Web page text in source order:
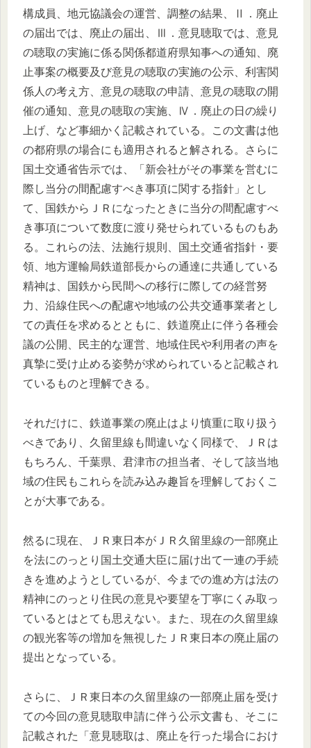
構成員、地元協議会の運営、調整の結果、Ⅱ．廃止
の届出では、廃止の届出、Ⅲ．意見聴取では、意見
の聴取の実施に係る関係都道府県知事への通知、廃
止事案の概要及び意見の聴取の実施の公示、利害関
係人の考え方、意見の聴取の申請、意見の聴取の開
催の通知、意見の聴取の実施、Ⅳ．廃止の日の繰り
上げ、など事細かく記載されている。この文書は他
の都府県の場合にも適用されると解される。さらに
国土交通省告示では、「新会社がその事業を営むに
際し当分の間配慮すべき事項に関する指針」とし
て、国鉄からＪＲになったときに当分の間配慮すべ
き事項について数度に渡り発せられているものもあ
る。これらの法、法施行規則、国土交通省指針・要
領、地方運輸局鉄道部長からの通達に共通している
精神は、国鉄から民間への移行に際しての経営努
力、沿線住民への配慮や地域の公共交通事業者とし
ての責任を求めるとともに、鉄道廃止に伴う各種会
議の公開、民主的な運営、地域住民や利用者の声を
真摯に受け止める姿勢が求められていると記載され
ているものと理解できる。
それだけに、鉄道事業の廃止はより慎重に取り扱う
べきであり、久留里線も間違いなく同様で、ＪＲは
もちろん、千葉県、君津市の担当者、そして該当地
域の住民もこれらを読み込み趣旨を理解しておくこ
とが大事である。
然るに現在、ＪＲ東日本がＪＲ久留里線の一部廃止
を法にのっとり国土交通大臣に届け出て一連の手続
きを進めようとしているが、今までの進め方は法の
精神にのっとり住民の意見や要望を丁寧にくみ取っ
ているとはとても思えない。また、現在の久留里線
の観光客等の増加を無視したＪＲ東日本の廃止届の
提出となっている。
さらに、ＪＲ東日本の久留里線の一部廃止届を受け
ての今回の意見聴取申請に伴う公示文書も、そこに
記載された「意見聴取は、廃止を行った場合におけ